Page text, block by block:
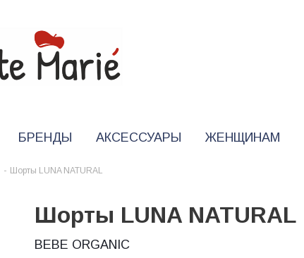
БРЕНДЫ АКСЕССУАРЫ ЖЕНЩИНАМ
- Шорты LUNA NATURAL
Шорты LUNA NATURAL
BEBE ORGANIC